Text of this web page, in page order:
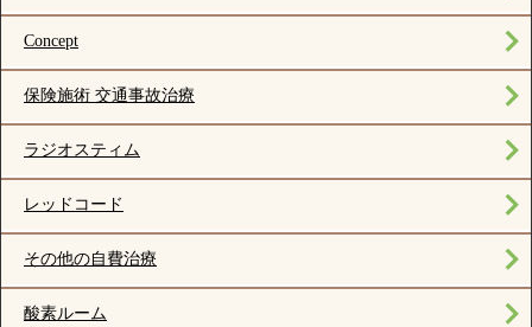
Concept
保険施術 交通事故治療
ラジオスティム
レッドコード
その他の自費治療
酸素ルーム